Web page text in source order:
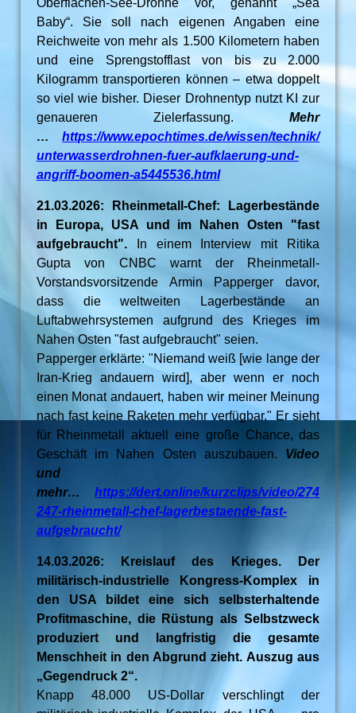
Oberflächen-See-Drohne vor, genannt „Sea
Baby“. Sie soll nach eigenen Angaben eine
Reichweite von mehr als 1.500 Kilometern haben
und eine Sprengstofflast von bis zu 2.000
Kilogramm transportieren können – etwa doppelt
so viel wie bisher. Dieser Drohnentyp nutzt KI zur
genaueren Zielerfassung.Mehr
…https://www.epochtimes.de/wissen/technik/
unterwasserdrohnen-fuer-aufklaerung-und-
angriff-boomen-a5445536.html
21.03.2026: Rheinmetall-Chef: Lagerbestände
in Europa, USA und im Nahen Osten "fast
aufgebraucht".
In einem Interview mit Ritika
Gupta von CNBC warnt der Rheinmetall-
Vorstandsvorsitzende Armin Papperger davor,
dass die weltweiten Lagerbestände an
Luftabwehrsystemen aufgrund des Krieges im
Nahen Osten "fast aufgebraucht" seien.
Papperger erklärte: "Niemand weiß [wie lange der
Iran-Krieg andauern wird], aber wenn er noch
einen Monat andauert, haben wir meiner Meinung
nach fast keine Raketen mehr verfügbar." Er sieht
für Rheinmetall aktuell eine große Chance, das
Geschäft im Nahen Osten auszubauen. Video
und
mehr…https://dert.online/kurzclips/video/274
247-rheinmetall-chef-lagerbestaende-fast-
aufgebraucht/
14.03.2026: Kreislauf des Krieges. Der
militärisch-industrielle Kongress-Komplex in
den USA bildet eine sich selbsterhaltende
Profitmaschine, die Rüstung als Selbstzweck
produziert und langfristig die gesamte
Menschheit in den Abgrund zieht. Auszug aus
„Gegendruck 2“.
Knapp 48.000 US-Dollar verschlingt der